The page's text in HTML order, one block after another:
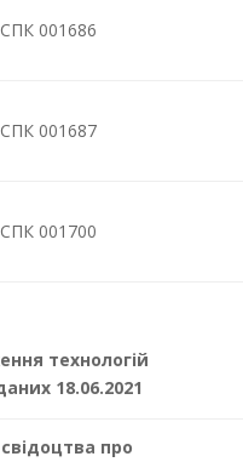
СПК 001686
СПК 001687
СПК 001700
технологій
18.06.2021
про